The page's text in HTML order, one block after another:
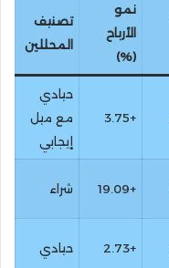
نمو
الأرباح
(%)
تصنيف
المحللين
+3.75
حيادي
مع ميل
إيجابي
+19.09 شراء
+2.73 حيادي